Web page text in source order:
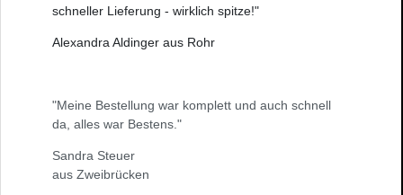
schneller Lieferung - wirklich spitze!"
Alexandra Aldinger aus Rohr
"Meine Bestellung war komplett und auch schnell
da, alles war Bestens."
Sandra Steuer
aus Zweibrücken